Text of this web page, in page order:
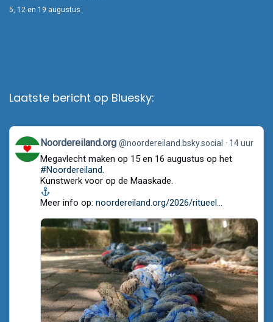
5, 12 en 19 augustus
Laatste bericht op Bluesky:
View
post
by
Noordereiland.org
Bluesky
Noordereiland.org @noordereiland.bsky.social 14 uur
Megavlecht maken op 15 en 16 augustus op het
#Noordereiland.
Kunstwerk voor op de Maaskade.
Meer info op: noordereiland.org/2026/ritueel...